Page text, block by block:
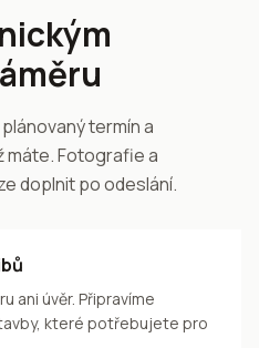
termín a
máte. Fotografie a
doplnit po odeslání.
ani úvěr. Připravíme
které potřebujete pro